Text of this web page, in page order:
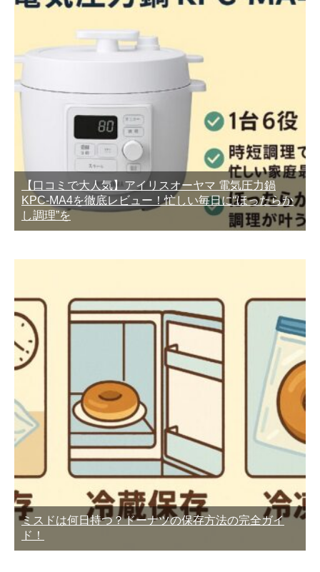
【口コミで大人気】アイリスオーヤマ 電気圧力鍋
KPC-MA4を徹底レビュー！忙しい毎日に“ほったらか
し調理”を
ミスドは何日持つ？ドーナツの保存方法の完全ガイ
ド！